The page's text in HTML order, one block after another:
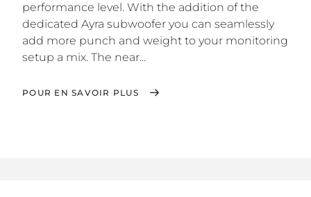
performance level. With the addition of the
dedicated Ayra subwoofer you can seamlessly
add more punch and weight to your monitoring
setup a mix. The near...
POUR EN SAVOIR PLUS